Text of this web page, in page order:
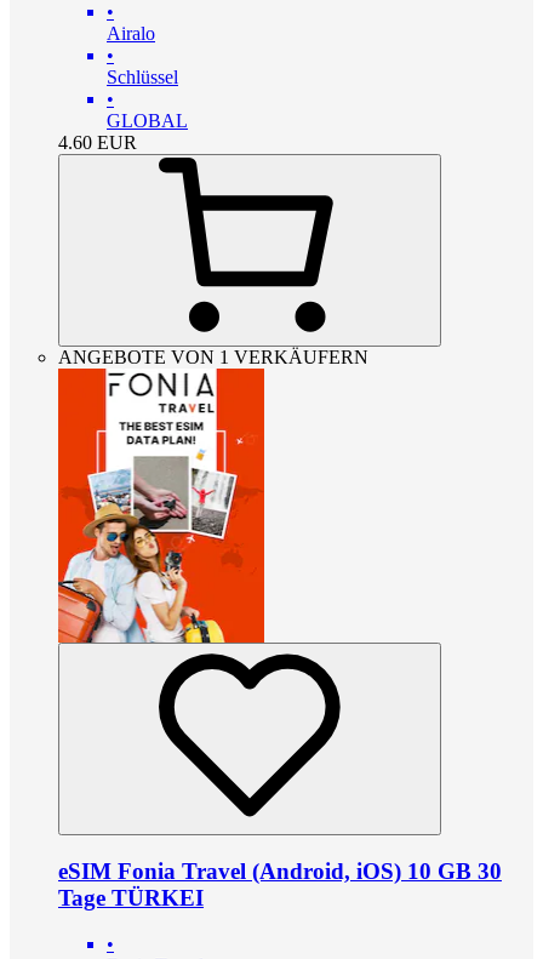
•
Airalo
•
Schlüssel
•
GLOBAL
4.60 EUR
ANGEBOTE VON 1 VERKÄUFERN
eSIM Fonia Travel (Android, iOS) 10 GB 30
Tage TÜRKEI
•